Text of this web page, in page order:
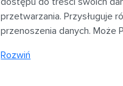
przetwarzania. Przysługuje
przenoszenia danych. Może
Rozwiń